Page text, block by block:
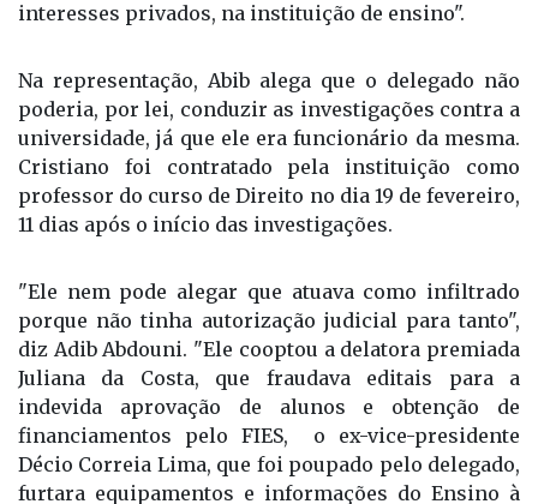
interesses privados, na instituição de ensino".
Na representação, Abib alega que o delegado não
poderia, por lei, conduzir as investigações contra a
universidade, já que ele era funcionário da mesma.
Cristiano foi contratado pela instituição como
professor do curso de Direito no dia 19 de fevereiro,
11 dias após o início das investigações.
"Ele nem pode alegar que atuava como infiltrado
porque não tinha autorização judicial para tanto",
diz Adib Abdouni. "Ele cooptou a delatora premiada
Juliana da Costa, que fraudava editais para a
indevida aprovação de alunos e obtenção de
financiamentos pelo FIES, o ex-vice-presidente
Décio Correia Lima, que foi poupado pelo delegado,
furtara equipamentos e informações do Ensino à